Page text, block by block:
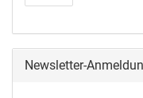
Newsletter-